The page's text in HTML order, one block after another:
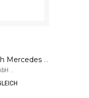
Blech Hitzeschild Hitzeblech Mercedes Benz C-Klasse W204
..